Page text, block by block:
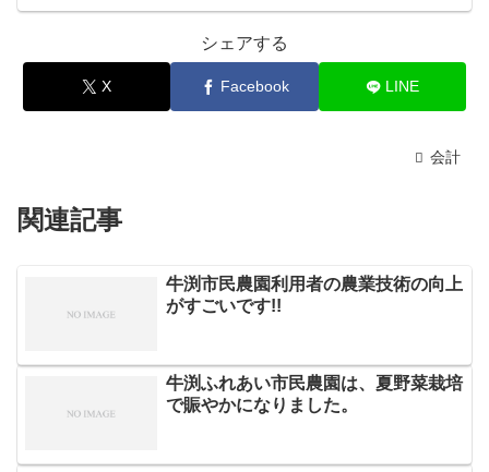
シェアする
X Facebook LINE
会計
関連記事
牛渕市民農園利用者の農業技術の向上
がすごいです!!
牛渕ふれあい市民農園は、夏野菜栽培
で賑やかになりました。